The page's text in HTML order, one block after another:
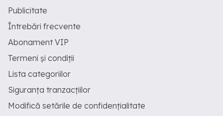
Publicitate
Întrebări frecvente
Abonament VIP
Termeni și condiții
Lista categoriilor
Siguranța tranzacțiilor
Modifică setările de confidențialitate